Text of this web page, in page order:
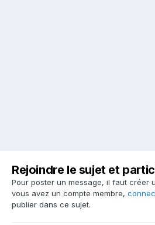
Rejoindre le sujet et
Pour poster un message, il faut créer
vous avez un compte membre,
publier dans ce sujet.